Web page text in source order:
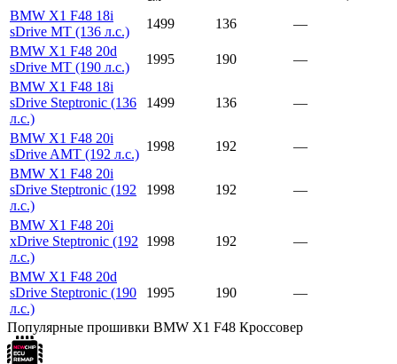
BMW X1 F48 18i
sDrive MT (136 л.с.)
1499 136
—
BMW X1 F48 20d
sDrive MT (190 л.с.)
1995 190
—
BMW X1 F48 18i
sDrive Steptronic (136
л.с.)
1499 136 —
BMW X1 F48 20i
sDrive AMT (192 л.с.)
1998 192
—
BMW X1 F48 20i
sDrive Steptronic (192
л.с.)
1998 192 —
BMW X1 F48 20i
xDrive Steptronic (192
л.с.)
1998 192 —
BMW X1 F48 20d
sDrive Steptronic (190
л.с.)
1995 190 —
Популярные прошивки BMW X1 F48 Кроссовер